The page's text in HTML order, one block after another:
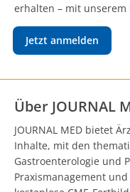
erhalten – mit unserem
Jetzt anmelden
Über JOURNAL
JOURNAL MED bietet
Inhalte, mit den
Gastroenterologie und
Praxismanagement